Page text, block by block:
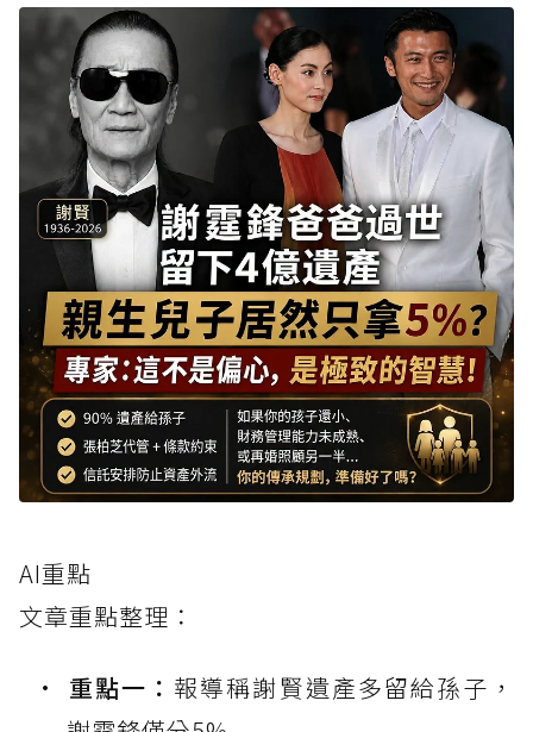
AI重點
文章重點整理：
重點一： 報導稱謝賢遺產多留給孫子，